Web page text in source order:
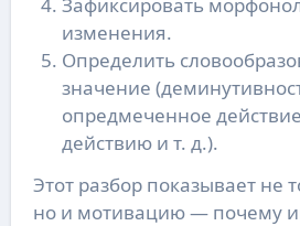
изменения.
Определить
значение
опредмеченное
действию и т. д.).
Этот разбор показывает не
но и мотивацию — почему